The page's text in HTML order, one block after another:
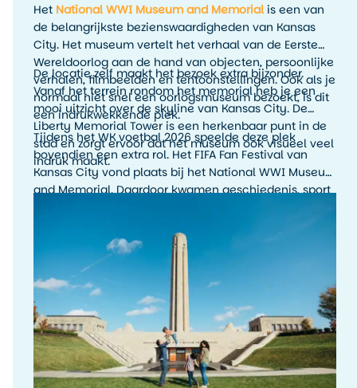
Het National WWI Museum and Memorial is een van
de belangrijkste bezienswaardigheden van Kansas
City. Het museum vertelt het verhaal van de Eerste
Wereldoorlog aan de hand van objecten, persoonlijke
verhalen, filmbeelden en tentoonstellingen. Ook als je
normaal niet snel een oorlogsmuseum bezoekt, is dit
een indrukwekkende plek.
De locatie zelf maakt het bezoek extra bijzonder.
Vanaf het terrein rondom het memorial heb je een
mooi uitzicht over de skyline van Kansas City. De
Liberty Memorial Tower is een herkenbaar punt in de
stad en zorgt ervoor dat het museum ook visueel veel
indruk maakt.
Tijdens het WK voetbal 2026 speelde deze plek
bovendien een extra rol. Het FIFA Fan Festival van
Kansas City vond plaats bij het National WWI Museum
and Memorial. Daardoor kwamen geschiedenis, sport